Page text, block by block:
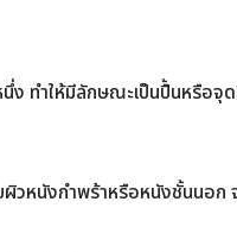
ง ทำให้มีลักษณะเป็นปื้นหรือจุ
วหนังกำพร้าหรือหนังชั้นนอก